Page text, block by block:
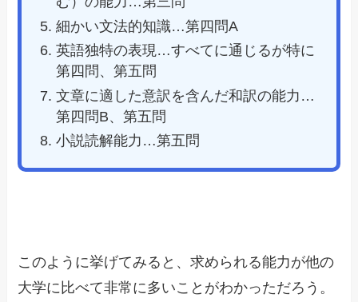
細かい文法的知識…第四問A
英語独特の表現…すべてに通じるが特に
第四問、第五問
文章に適した意訳を含んだ和訳の能力…
第四問B、第五問
小説読解能力…第五問
このように挙げてみると、求められる能力が他の
大学に比べて非常に多いことがわかっただろう。